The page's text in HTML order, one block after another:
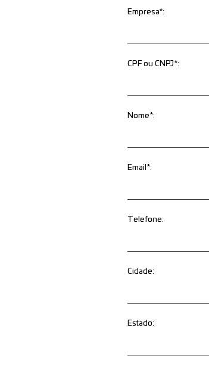
Empresa*:
CPF ou CNPJ*:
Nome*:
Email*:
Telefone:
Cidade:
Estado: